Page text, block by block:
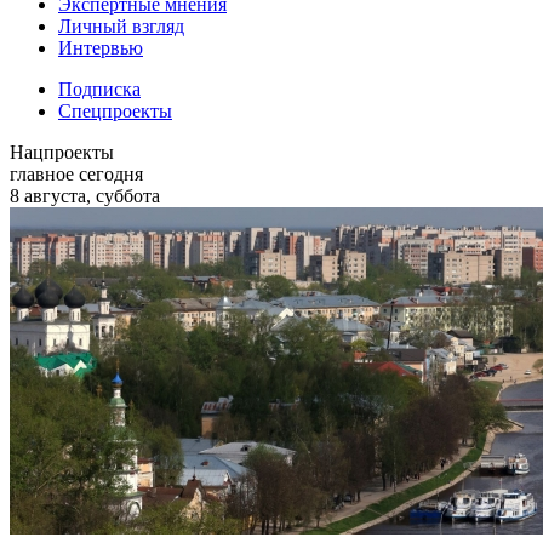
Экспертные мнения
Личный взгляд
Интервью
Подписка
Спецпроекты
Нацпроекты
главное сегодня
8 августа, суббота